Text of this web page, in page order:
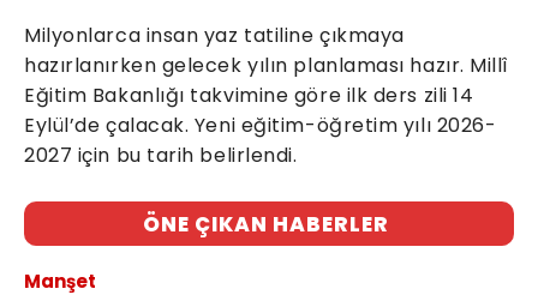
Milyonlarca insan yaz tatiline çıkmaya
hazırlanırken gelecek yılın planlaması hazır. Millî
Eğitim Bakanlığı takvimine göre ilk ders zili 14
Eylül’de çalacak. Yeni eğitim-öğretim yılı 2026-
2027 için bu tarih belirlendi.
ÖNE ÇIKAN HABERLER
Manşet